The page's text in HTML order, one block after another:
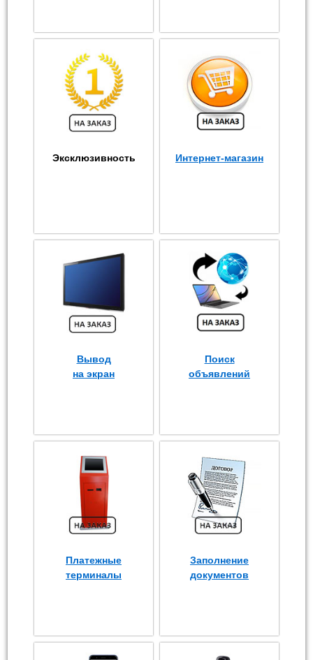
Эксклюзивность Интернет-магазин
Вывод
на экран
Поиск
объявлений
Платежные
терминалы
Заполнение
документов